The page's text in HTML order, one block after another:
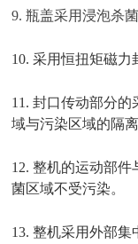
9. 瓶盖采用浸泡杀
10. 采用恒扭矩磁力
11. 封口传动部分
域与污染区域的隔离
12. 整机的运动部
菌区域不受污染。
13. 整机采用外部集